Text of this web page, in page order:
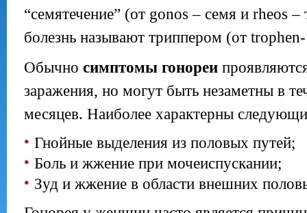
“семятечение” (от gonos – семя и rheos
болезнь называют триппером (от
Обычно симптомы гонореи
заражения, но могут быть незаметны в
месяцев. Наиболее характерны
Гнойные выделения из половых путей;
Боль и жжение при мочеиспускании;
Зуд и жжение в области внешних